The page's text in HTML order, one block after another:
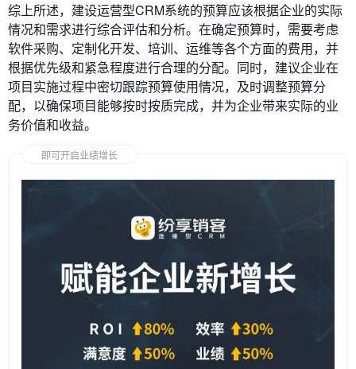
综上所述，建设运营型CRM系统的预算应该根据企业的实际
情况和需求进行综合评估和分析。在确定预算时，需要考虑
软件采购、定制化开发、培训、运维等各个方面的费用，并
根据优先级和紧急程度进行合理的分配。同时，建议企业在
项目实施过程中密切跟踪预算使用情况，及时调整预算分
配，以确保项目能够按时按质完成，并为企业带来实际的业
务价值和收益。
即可开启业绩增长